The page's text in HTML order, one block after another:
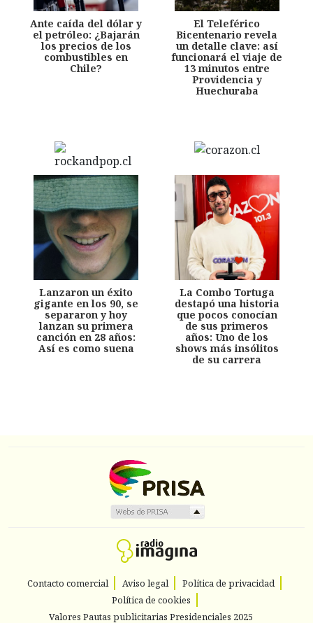
Ante caída del dólar y
el petróleo: ¿Bajarán
los precios de los
combustibles en
Chile?
El Teleférico
Bicentenario revela
un detalle clave: así
funcionará el viaje de
13 minutos entre
Providencia y
Huechuraba
Lanzaron un éxito
gigante en los 90, se
separaron y hoy
lanzan su primera
canción en 28 años:
Así es como suena
La Combo Tortuga
destapó una historia
que pocos conocían
de sus primeros
años: Uno de los
shows más insólitos
de su carrera
Contacto comercial Aviso legal
Política de privacidad
Política de cookies
Valores Pautas publicitarias Presidenciales 2025